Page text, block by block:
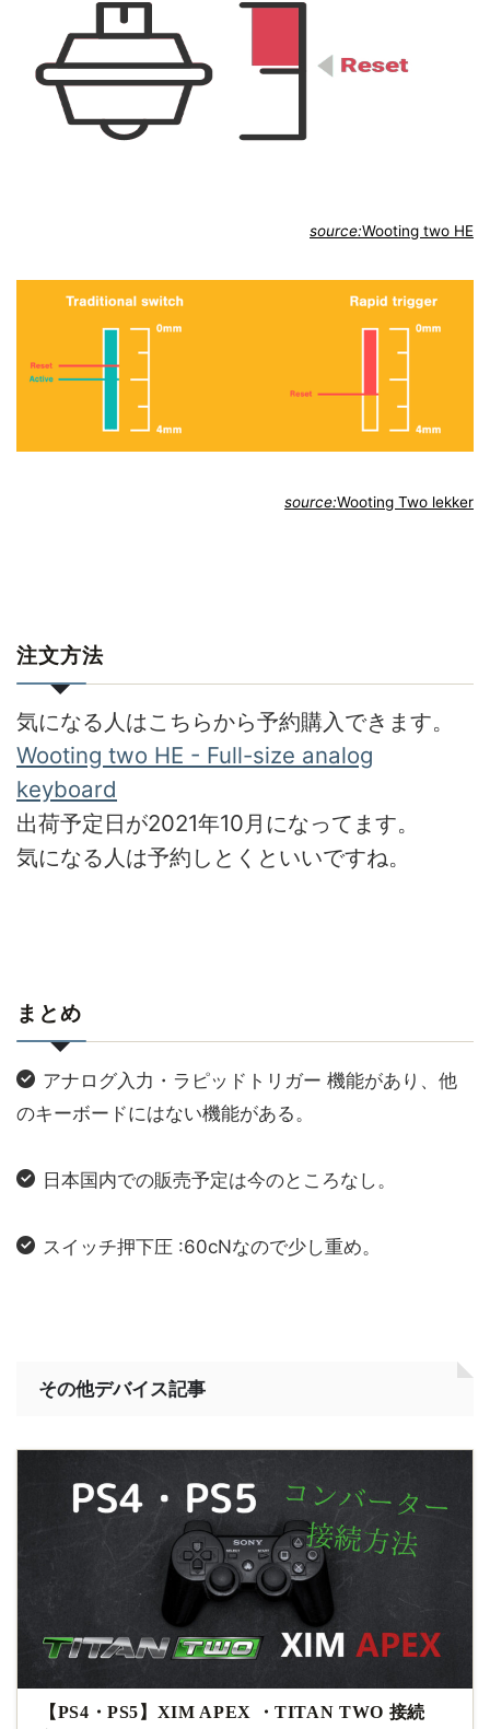
source:Wooting two HE
source:Wooting Two lekker
注文方法
気になる人はこちらから予約購入できます。
Wooting two HE - Full-size analog
keyboard
出荷予定日が2021年10月になってます。
気になる人は予約しとくといいですね。
まとめ
アナログ入力・ ラピッドトリガー 機能があり、他
のキーボードにはない機能がある。
日本国内での販売予定は今のところなし。
スイッチ押下圧 :60cNなので少し重め。
その他デバイス記事
【PS4・PS5】XIM APEX ・TITAN TWO 接続